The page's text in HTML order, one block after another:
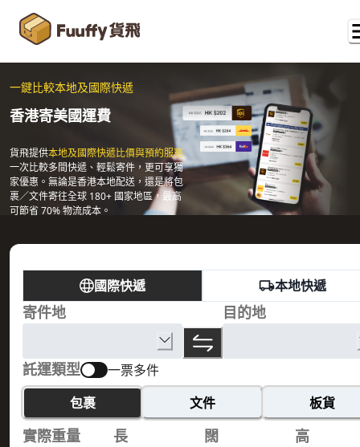
一鍵比較本地及國際快遞
香港寄美國運費
貨飛提供本地及國際快遞比價與預約服務
一次比較多間快遞、輕鬆寄件，更可享獨
家優惠。無論是香港本地配送，還是將包
裹／文件寄往全球 180+ 國家地區，最高
可節省 70% 物流成本。
國際快遞 本地快遞
寄件地 目的地
託運類型 一票多件
包裹 文件 板貨
實際重量 長 闊 高